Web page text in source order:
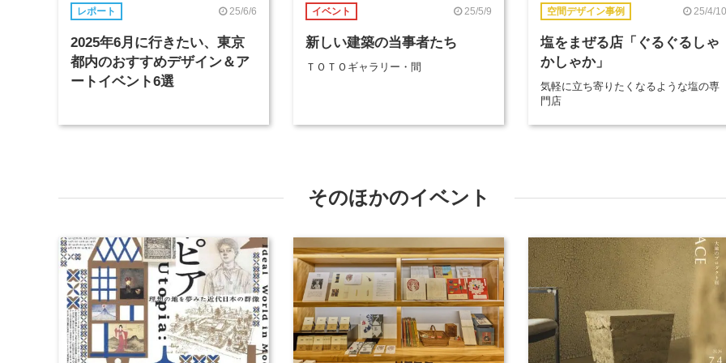
レポート 25/6/6
2025年6月に行きたい、東京
都内のおすすめデザイン＆ア
ートイベント6選
イベント 25/5/9
新しい建築の当事者たち
ＴＯＴＯギャラリー・間
空間デザイン事例 25/4/10
塩をまぜる店「ぐるぐるしゃ
かしゃか」
気軽に立ち寄りたくなるような塩の専
門店
そのほかのイベント